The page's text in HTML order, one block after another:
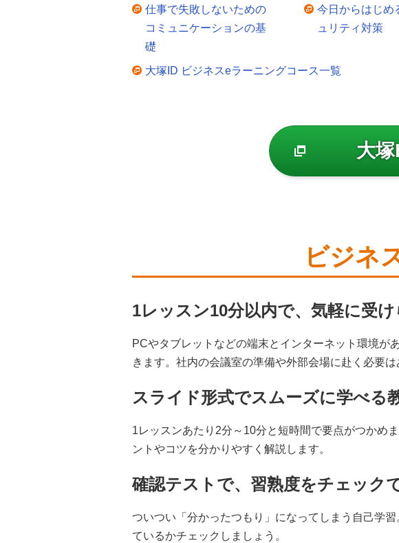
仕事で失敗しないための
コミュニケーションの基
礎
今日からはじめ
ュリティ対策
大塚ID ビジネスeラーニングコース一覧
大塚
ビジネ
1レッスン10分以内で、気軽に受け
PCやタブレットなどの端末とインターネット環境が
きます。社内の会議室の準備や外部会場に赴く必要は
スライド形式でスムーズに学べる
1レッスンあたり2分～10分と短時間で要点がつかめ
ントやコツを分かりやすく解説します。
確認テストで、習熟度をチェック
ついつい「分かったつもり」になってしまう自己学
ているかチェックしましょう。